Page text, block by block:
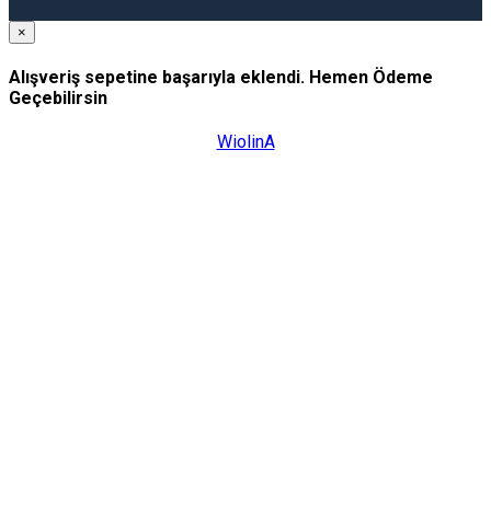
×
Alışveriş sepetine başarıyla eklendi. Hemen Ödeme
Geçebilirsin
WiolinA